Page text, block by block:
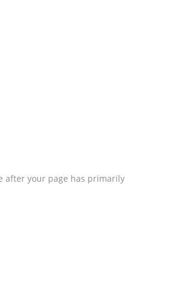
after your page has primarily